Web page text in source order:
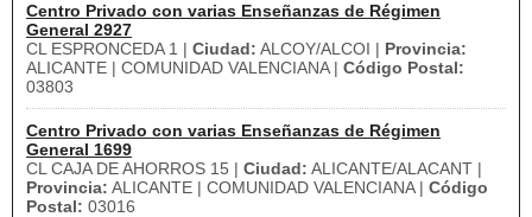
Centro Privado con varias Enseñanzas de Régimen
General 2927
CL ESPRONCEDA 1 | Ciudad: ALCOY/ALCOI | Provincia:
ALICANTE | COMUNIDAD VALENCIANA | Código Postal:
03803
Centro Privado con varias Enseñanzas de Régimen
General 1699
CL CAJA DE AHORROS 15 | Ciudad: ALICANTE/ALACANT |
Provincia: ALICANTE | COMUNIDAD VALENCIANA | Código
Postal: 03016